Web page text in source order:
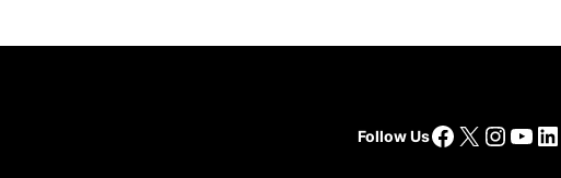
Follow UsFacebook
X